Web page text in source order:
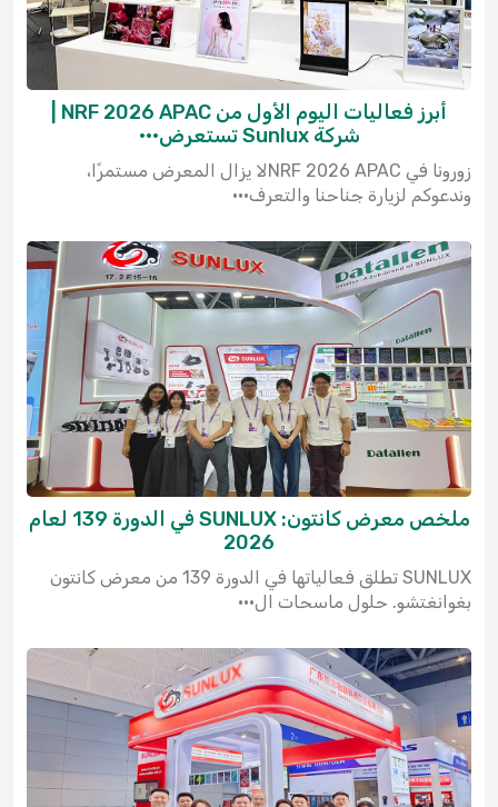
شركة Sunlux تستعرض···
زورونا في NRF 2026 APACلا يزال المعرض مستمرًا،
وندعوكم لزيارة جناحنا والتعرف···
ملخص معرض كانتون: SUNLUX في الدورة 139 لعام
2026
SUNLUX تطلق فعالياتها في الدورة 139 من معرض كانتون
بغوانغتشو. حلول ماسحات ال···